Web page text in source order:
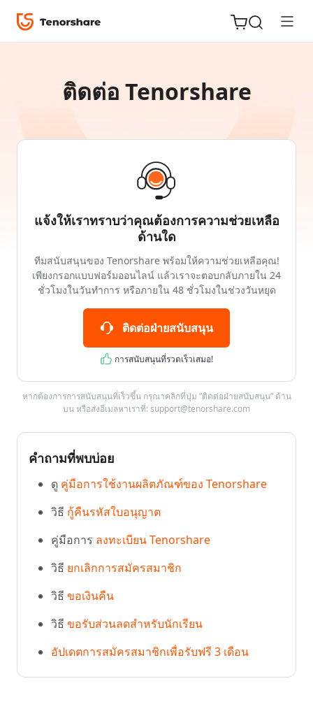
for iOS
New
ติดต่อ Tenorshare
แจ้งให้เราทราบว่าคุณต้องการความช่วยเหลือ
ด้านใด
ทีมสนับสนุนของ Tenorshare พร้อมให้ความช่วยเหลือคุณ!
เพียงกรอกแบบฟอร์มออนไลน์ แล้วเราจะตอบกลับภายใน 24
ชั่วโมงในวันทำการ หรือภายใน 48 ชั่วโมงในช่วงวันหยุด
ติดต่อฝ่ายสนับสนุน
การสนับสนุนที่รวดเร็วเสมอ!
หากต้องการการสนับสนุนที่เร็วขึ้น กรุณาคลิกที่ปุ่ม “ติดต่อฝ่ายสนับสนุน” ด้าน
บน หรือส่งอีเมลหาเราที่: support@tenorshare.com
คำถามที่พบบ่อย
ดู คู่มือการใช้งานผลิตภัณฑ์ของ Tenorshare
วิธี กู้คืนรหัสใบอนุญาต
คู่มือการ ลงทะเบียน Tenorshare
วิธี ยกเลิกการสมัครสมาชิก
วิธี ขอเงินคืน
วิธี ขอรับส่วนลดสำหรับนักเรียน
อัปเดตการสมัครสมาชิกเพื่อรับฟรี 3 เดือน